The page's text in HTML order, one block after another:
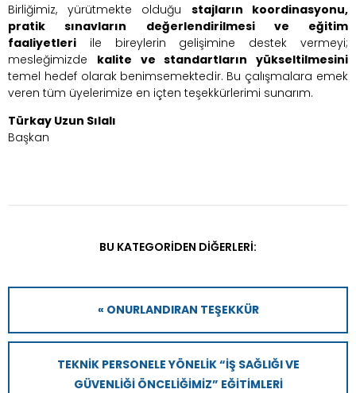
Birliğimiz, yürütmekte olduğu stajların koordinasyonu,
pratik sınavların değerlendirilmesi ve eğitim
faaliyetleri ile bireylerin gelişimine destek vermeyi;
mesleğimizde kalite ve standartların yükseltilmesini
temel hedef olarak benimsemektedir. Bu çalışmalara emek
veren tüm üyelerimize en içten teşekkürlerimi sunarım.
Türkay Uzun Sılalı
Başkan
BU KATEGORIDEN DIĞERLERI:
« ONURLANDIRAN TEŞEKKÜR
TEKNIK PERSONELE YÖNELIK “İŞ SAĞLIĞI VE
GÜVENLIĞI ÖNCELIĞIMIZ” EĞITIMLERI